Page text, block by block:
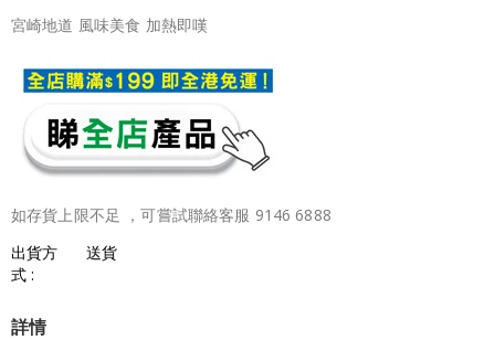
宮崎地道 風味美食 加熱即嘆
如存貨上限不足 ，可嘗試聯絡客服 9146 6888
出貨方
式 :
送貨
詳情